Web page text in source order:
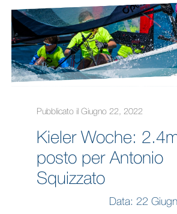
Pubblicato il Giugno 22, 2022
Kieler Woche:
posto per Antonio
Squizzato
Data: 22